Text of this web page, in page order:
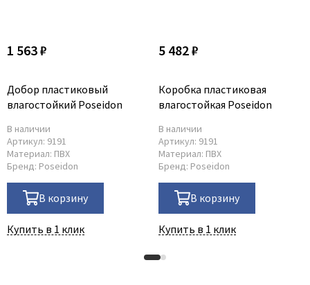
1 563 ₽
Добор пластиковый
влагостойкий Poseidon
В наличии
Артикул: 9191
Материал: ПВХ
Бренд: Poseidon
В корзину
Купить в 1 клик
5 482 ₽
Коробка пластиковая
влагостойкая Poseidon
В наличии
Артикул: 9191
Материал: ПВХ
Бренд: Poseidon
В корзину
Купить в 1 клик